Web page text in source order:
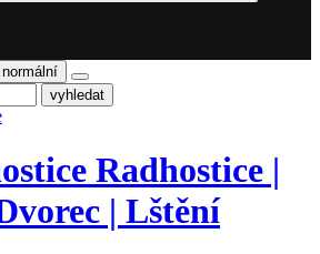
normální
Radhostice |
| Lštění